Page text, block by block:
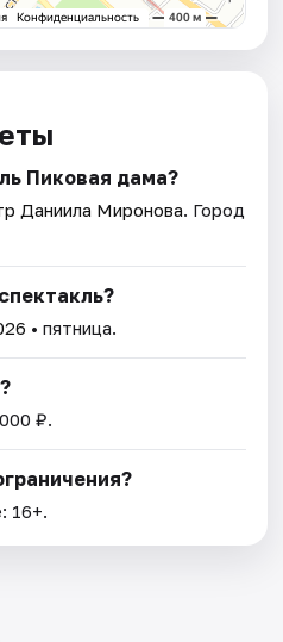
Пиковая дама?
Даниила Миронова. Город
• пятница.
₽.
16+.